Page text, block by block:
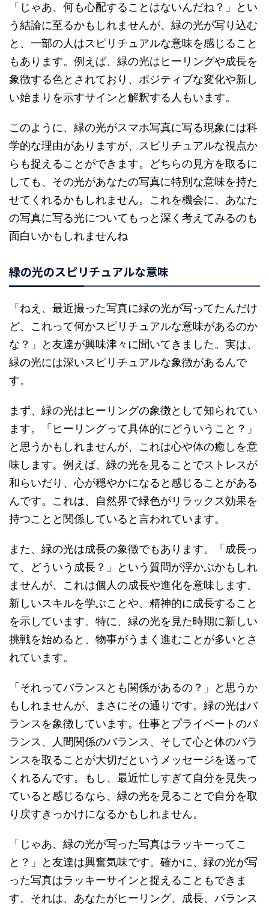
「じゃあ、何も心配することはないんだね？」とい
う結論に至るかもしれませんが、緑の光が写り込む
と、一部の人はスピリチュアルな意味を感じること
もあります。例えば、緑の光はヒーリングや成長を
象徴する色とされており、ポジティブな変化や新し
い始まりを示すサインと解釈する人もいます。
このように、緑の光がスマホ写真に写る現象には科
学的な理由がありますが、スピリチュアルな視点か
らも捉えることができます。どちらの見方を取るに
しても、その光があなたの写真に特別な意味を持た
せてくれるかもしれません。これを機会に、あなた
の写真に写る光についてもっと深く考えてみるのも
面白いかもしれませんね
緑の光のスピリチュアルな意味
「ねえ、最近撮った写真に緑の光が写ってたんだけ
ど、これって何かスピリチュアルな意味があるのか
な？」と友達が興味津々に聞いてきました。実は、
緑の光には深いスピリチュアルな象徴があるんで
す。
まず、緑の光はヒーリングの象徴として知られてい
ます。「ヒーリングって具体的にどういうこと？」
と思うかもしれませんが、これは心や体の癒しを意
味します。例えば、緑の光を見ることでストレスが
和らいだり、心が穏やかになると感じることがある
んです。これは、自然界で緑色がリラックス効果を
持つことと関係していると言われています。
また、緑の光は成長の象徴でもあります。「成長っ
て、どういう成長？」という質問が浮かぶかもしれ
ませんが、これは個人の成長や進化を意味します。
新しいスキルを学ぶことや、精神的に成長すること
を示しています。特に、緑の光を見た時期に新しい
挑戦を始めると、物事がうまく進むことが多いとさ
れています。
「それってバランスとも関係があるの？」と思うか
もしれませんが、まさにその通りです。緑の光はバ
ランスを象徴しています。仕事とプライベートのバ
ランス、人間関係のバランス、そして心と体のバラ
ンスを取ることが大切だというメッセージを送って
くれるんです。もし、最近忙しすぎて自分を見失っ
ていると感じるなら、緑の光を見ることで自分を取
り戻すきっかけになるかもしれません。
「じゃあ、緑の光が写った写真はラッキーってこ
と？」と友達は興奮気味です。確かに、緑の光が写
った写真はラッキーサインと捉えることもできま
す。それは、あなたがヒーリング、成長、バランス